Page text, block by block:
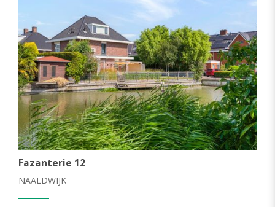
Fazanterie 12
NAALDWIJK